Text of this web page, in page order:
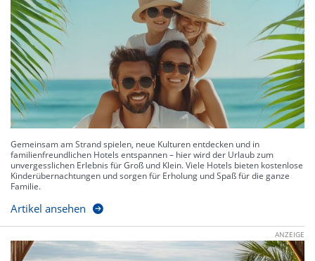
Gemeinsam am Strand spielen, neue Kulturen entdecken und in
familienfreundlichen Hotels entspannen – hier wird der Urlaub zum
unvergesslichen Erlebnis für Groß und Klein. Viele Hotels bieten kostenlose
Kinderübernachtungen und sorgen für Erholung und Spaß für die ganze
Familie.
Artikel ansehen
ANZEIGE